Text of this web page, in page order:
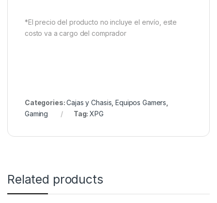
*El precio del producto no incluye el envío, este
costo va a cargo del comprador
Categories:Cajas y Chasis ,Equipos Gamers
Gaming
Tag:XPG
Related products